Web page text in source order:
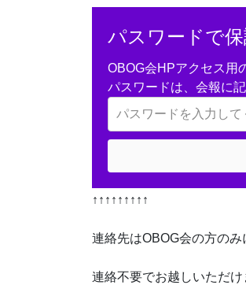
パスワードで保
OBOG会HPアクセス用
パスワードは、会報に
↑↑↑↑↑↑↑↑↑
連絡先はOBOG会の方の
連絡不要でお越しいただけ